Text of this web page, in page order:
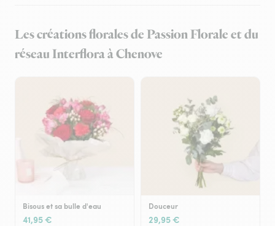
Les créations florales de Passion Florale et du
réseau Interflora à Chenove
Bisous et sa bulle d'eau
41,95 €
Douceur
29,95 €